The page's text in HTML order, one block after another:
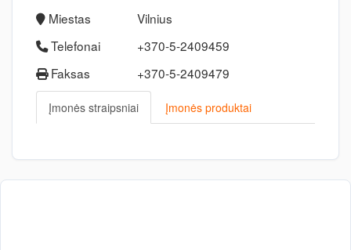
Miestas
Vilnius
Telefonai
+370-5-2409459
Faksas
+370-5-2409479
Įmonės straipsniai Įmonės produktai